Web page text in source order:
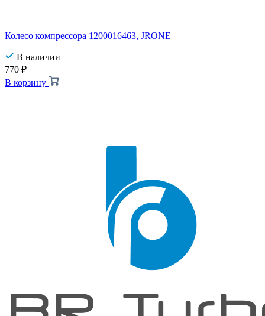
Колесо компрессора 1200016463, JRONE
В наличии
770 ₽
В корзину